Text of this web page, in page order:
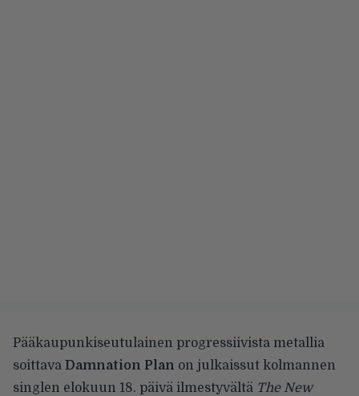
Pääkaupunkiseutulainen progressiivista metallia
soittava Damnation Plan on julkaissut kolmannen
singlen elokuun 18. päivä ilmestyvältä The New